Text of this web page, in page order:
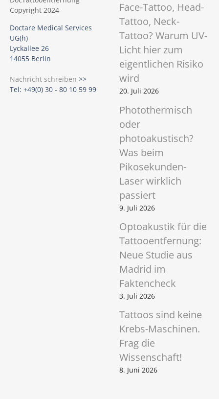
Doctare Medical Services
UG(h)
Lyckallee 26
14055 Berlin
Nachricht schreiben >>
Tel: +49(0) 30 - 80 10 59 99
Face-Tattoo, Head-
Tattoo, Neck-
Tattoo? Warum UV-
Licht hier zum
eigentlichen Risiko
wird
20. Juli 2026
Photothermisch
oder
photoakustisch?
Was beim
Pikosekunden-
Laser wirklich
passiert
9. Juli 2026
Optoakustik für die
Tattooentfernung:
Neue Studie aus
Madrid im
Faktencheck
3. Juli 2026
Tattoos sind keine
Krebs-Maschinen.
Frag die
Wissenschaft!
8. Juni 2026